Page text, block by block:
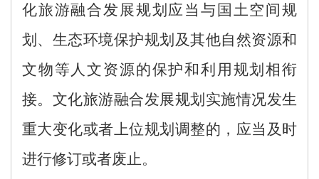
化旅游融合发展规划 应当与国土空间规
划、生态环境保护规划及其他自然资源和
文物等人文资源的保护和利用规划相衔
接。 文化旅游融合发展规划实施情况发生
重大变化或者 上位规划调整的， 应当 及时
进行修订或者废止。